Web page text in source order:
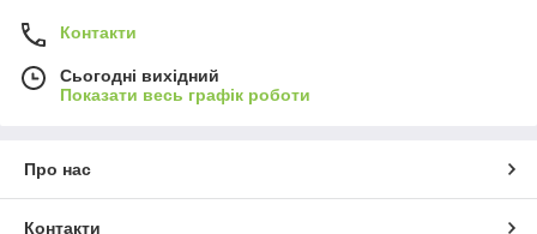
Контакти
Сьогодні вихідний
Показати весь графік роботи
Про нас
Контакти